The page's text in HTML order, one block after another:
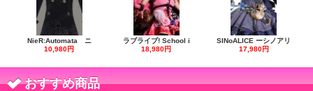
NieR:Automata ニ
10,980円
ラブライブ! School i
18,980円
SINoALICE ーシノアリ
17,980円
おすすめ商品